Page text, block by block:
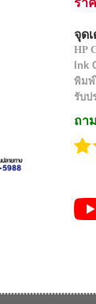
จุด
HP
Ink
พิมพ์
รับป
ถา